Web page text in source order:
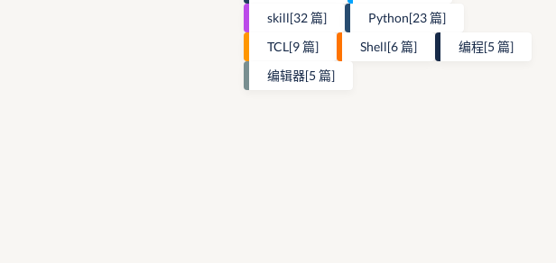
skill[32 篇] Python[23 篇]
TCL[9 篇] Shell[6 篇] 编程[5 篇]
编辑器[5 篇]